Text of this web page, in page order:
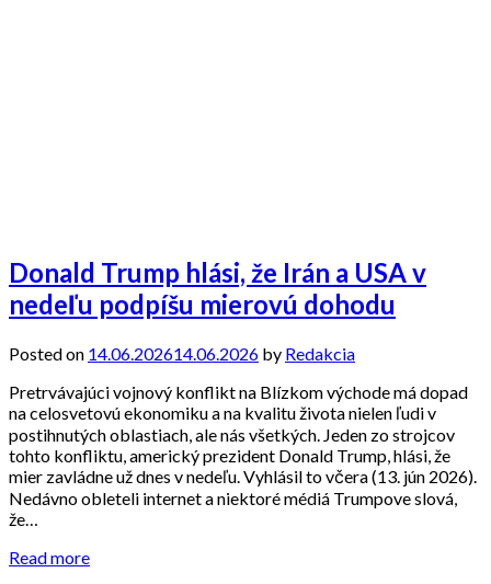
Donald Trump hlási, že Irán a USA v
nedeľu podpíšu mierovú dohodu
Posted on 14.06.202614.06.2026 by Redakcia
Pretrvávajúci vojnový konflikt na Blízkom východe má dopad
na celosvetovú ekonomiku a na kvalitu života nielen ľudi v
postihnutých oblastiach, ale nás všetkých. Jeden zo strojcov
tohto konfliktu, americký prezident Donald Trump, hlási, že
mier zavládne už dnes v nedeľu. Vyhlásil to včera (13. jún 2026).
Nedávno obleteli internet a niektoré médiá Trumpove slová,
že…
Read more